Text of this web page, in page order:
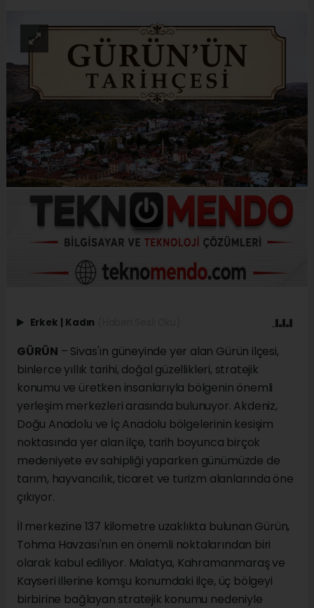
Erkek | Kadın
GÜRÜN – Sivas'ın güneyinde yer alan Gürün ilçesi,
binlerce yıllık tarihi, doğal güzellikleri, stratejik
konumu ve üretken insanlarıyla bölgenin önemli
yerleşim merkezleri arasında bulunuyor. Akdeniz,
Doğu Anadolu ve İç Anadolu bölgelerinin kesişim
noktasında yer alan ilçe, tarih boyunca birçok
medeniyete ev sahipliği yaparken günümüzde de
tarım, hayvancılık, ticaret ve turizm alanlarında öne
çıkıyor.
İl merkezine 137 kilometre uzaklıkta bulunan Gürün,
Tohma Havzası'nın en önemli noktalarından biri
olarak kabul ediliyor. Malatya, Kahramanmaraş ve
Kayseri illerine komşu konumdaki ilçe, üç bölgeyi
birbirine bağlayan stratejik konumu nedeniyle